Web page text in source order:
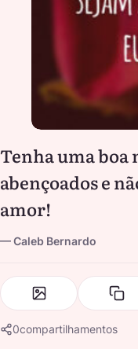
Tenha uma boa
abençoados e
amor!
Caleb Bernardo
0compartilhamentos